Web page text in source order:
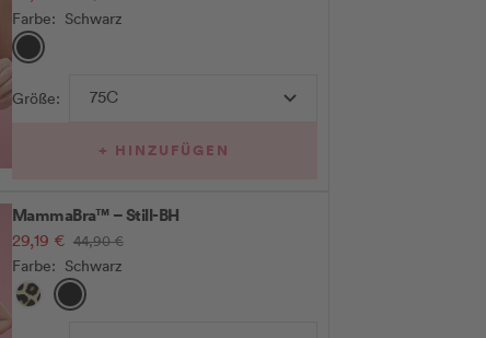
Preis
Farbe: Schwarz
Schwarz
Größe: 75C
+ HINZUFÜGEN
MammaBra™ – Still-BH
Angebotspreis
29,19 € Regulärer
Preis
44,90 €
Farbe: Schwarz
Leo Schwarz